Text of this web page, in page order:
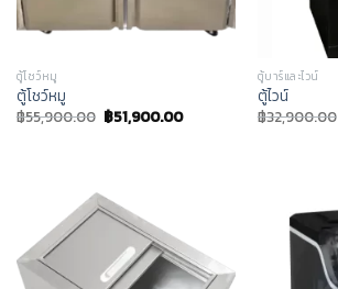
ตู้โชว์หมู
ตู้โชว์หมู
฿55,900.00 ฿51,900.00
ตู้บาร์และไวน์
ตู้ไวน์
฿32,900.00